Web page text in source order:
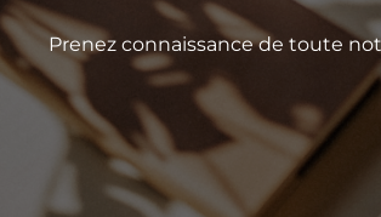
Prenez connaissance de toute